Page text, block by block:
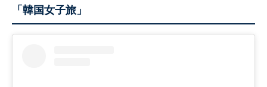
「韓国女子旅」